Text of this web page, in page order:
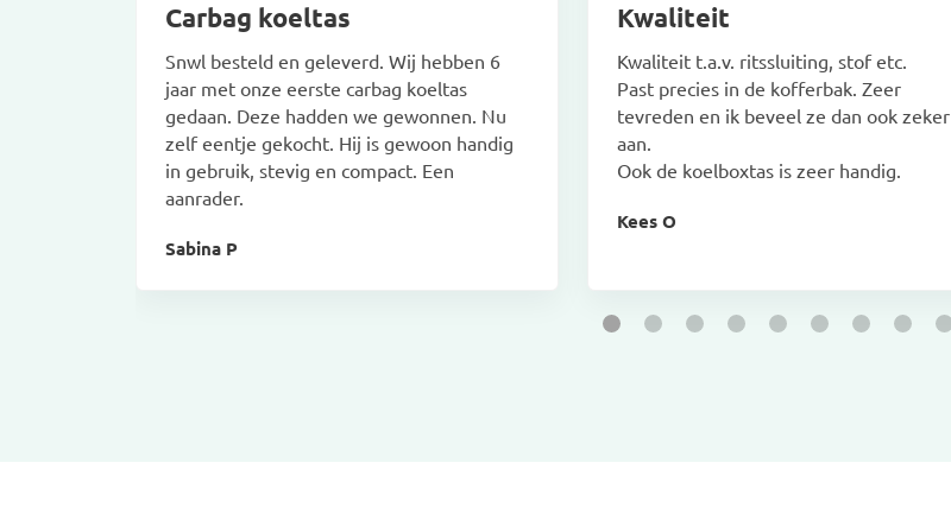
Carbag koeltas
Snwl besteld en geleverd. Wij hebben 6
jaar met onze eerste carbag koeltas
gedaan. Deze hadden we gewonnen. Nu
zelf eentje gekocht. Hij is gewoon handig
in gebruik, stevig en compact. Een
aanrader.
Sabina P
Kwaliteit
Kwaliteit t.a.v. ritssluiting, stof etc.
Past precies in de kofferbak. Zeer
tevreden en ik beveel ze dan ook zeker
aan.
Ook de koelboxtas is zeer handig.
Kees O